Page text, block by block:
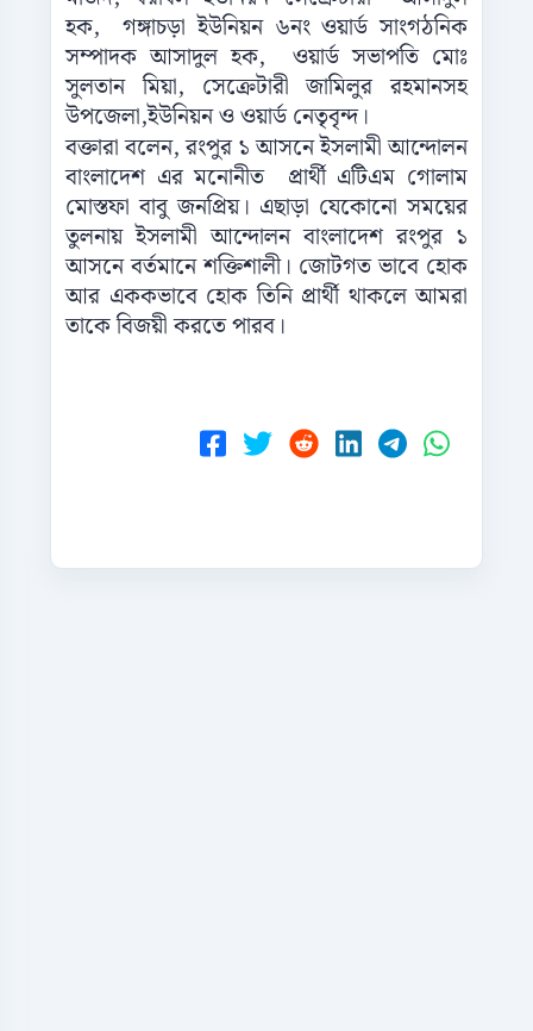
হক, গঙ্গাচড়া ইউনিয়ন ৬নং ওয়ার্ড সাংগঠনিক
সম্পাদক আসাদুল হক, ওয়ার্ড সভাপতি মোঃ
সুলতান মিয়া, সেক্রেটারী জামিলুর রহমানসহ
উপজেলা,ইউনিয়ন ও ওয়ার্ড নেতৃবৃন্দ।
বক্তারা বলেন, রংপুর ১ আসনে ইসলামী আন্দোলন
বাংলাদেশ এর মনোনীত প্রার্থী এটিএম গোলাম
মোস্তফা বাবু জনপ্রিয়। এছাড়া যেকোনো সময়ের
তুলনায় ইসলামী আন্দোলন বাংলাদেশ রংপুর ১
আসনে বর্তমানে শক্তিশালী। জোটগত ভাবে হোক
আর এককভাবে হোক তিনি প্রার্থী থাকলে আমরা
তাকে বিজয়ী করতে পারব।